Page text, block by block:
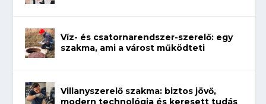
Víz- és csatornarendszer-szerelő: egy
szakma, ami a várost működteti
Villanyszerelő szakma: biztos jövő,
modern technológia és keresett tudás